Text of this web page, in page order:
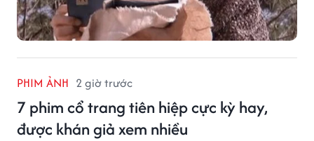
PHIM ẢNH 2 giờ trước
7 phim cổ trang tiên hiệp cực kỳ hay,
được khán giả xem nhiều